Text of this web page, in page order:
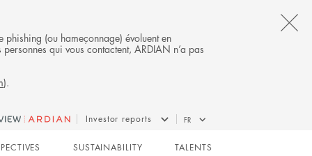
phishing (ou hameçonnage) évoluent en
qui vous contactent, ARDIAN n’a pas
).
Investor reports FR
SUSTAINABILITY TALENTS
INFRASTRUCTURE